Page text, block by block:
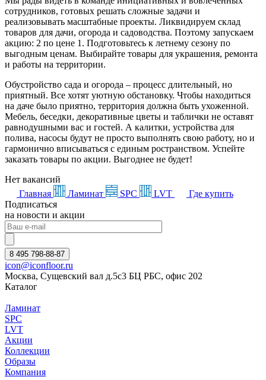
сотрудников, готовых решать сложные задачи и
реализовывать масштабные проекты. Ликвидируем склад
товаров для дачи, огорода и садоводства. Поэтому запускаем
акцию: 2 по цене 1. Подготовьтесь к летнему сезону по
выгодным ценам. Выбирайте товары для украшения, ремонта
и работы на территории.
Обустройство сада и огорода – процесс длительный, но
приятный. Все хотят уютную обстановку. Чтобы находиться
на даче было приятно, территория должна быть ухоженной.
Мебель, беседки, декоративные цветы и таблички не оставят
равнодушными вас и гостей. А калитки, устройства для
полива, насосы будут не просто выполнять свою работу, но и
гармонично вписываться с единым ространством. Успейте
заказать товары по акции. Выгоднее не будет!
Нет вакансий
Главная
Ламинат SPC LVT
Где купить
Подписаться
на новости и акции
8 495 798-88-87
icon@iconfloor.ru
Москва, Сущевский вал д.5с3 БЦ РБС, офис 202
Каталог
Ламинат
SPC
LVT
Акции
Коллекции
Образы
Компания